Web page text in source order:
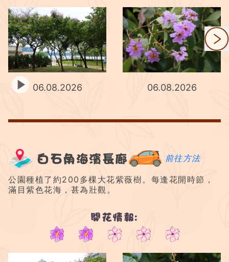
06.08.2026 06.08.2026
白石角海濱長廊 前往方法
公園種植了約200多棵大花紫薇樹。每逢花開時節，
滿目紫色花海，甚為壯觀。
開花情報:
2/5